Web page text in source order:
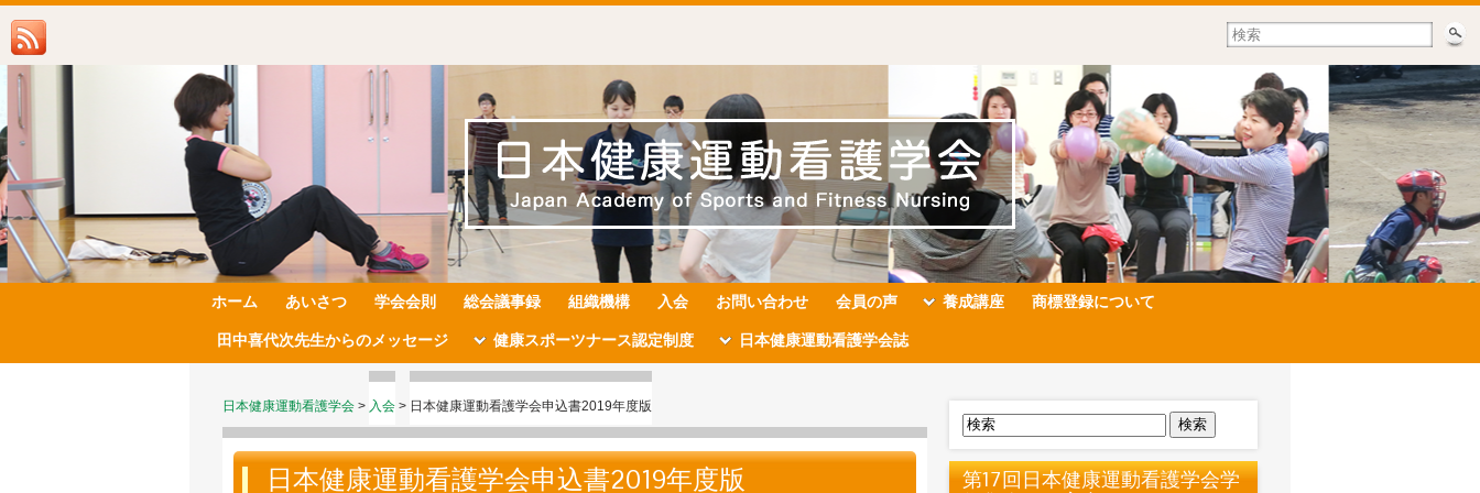
ホーム あいさつ 学会会則 総会議事録 組織機構 入会 お問い合わせ 会員の声 養成講座 商標登録について
田中喜代次先生からのメッセージ 健康スポーツナース認定制度 日本健康運動看護学会誌
日本健康運動看護学会 > 入会 > 日本健康運動看護学会申込書2019年度版
日本健康運動看護学会申込書2019年度版
検索
第17回日本健康運動看護学会学